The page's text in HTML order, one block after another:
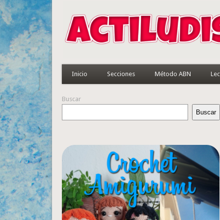
Inicio Secciones Método ABN
Buscar
Buscar